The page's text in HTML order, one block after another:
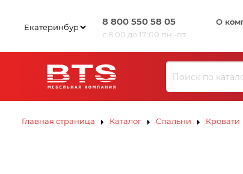
К
КС
СК
КЛ
ЛЮ
Ю
Э
К
С ЛЮЗИВ
8 800 550 58 05
с 8:00 до 17:00 пн.-пт.
О
Главная страница Каталог Спальни Кровати